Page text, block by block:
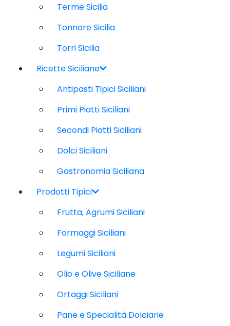
Terme Sicilia
Tonnare Sicilia
Torri Sicilia
Ricette Siciliane
Antipasti Tipici Siciliani
Primi Piatti Siciliani
Secondi Piatti Siciliani
Dolci Siciliani
Gastronomia Siciliana
Prodotti Tipici
Frutta, Agrumi Siciliani
Formaggi Siciliani
Legumi Siciliani
Olio e Olive Siciliane
Ortaggi Siciliani
Pane e Specialità Dolciarie